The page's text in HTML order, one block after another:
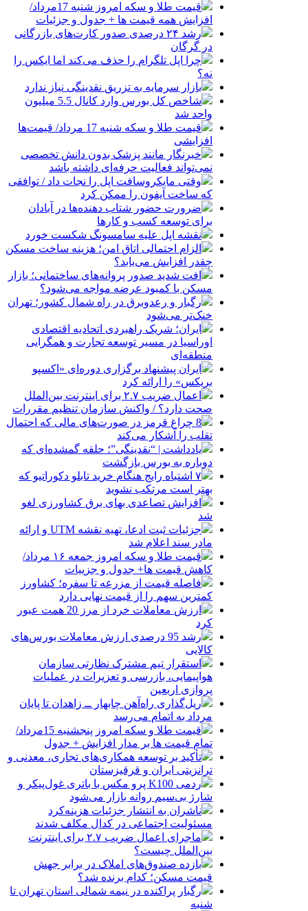
قیمت طلا و سکه امروز شنبه 17مرداد/
افزایش همه قیمت ها + جدول و جزئیات
رشد ۲۴ درصدی صدور کارت‌های بازرگانی
در گرگان
چرا اپل تلگرام را حذف می‌کند اما ایکس را
نه؟
بازار سرمایه به تزریق نقدینگی نیاز ندارد
شاخص کل بورس وارد کانال 5.5 میلیون
واحد شد
قیمت طلا و سکه شنبه 17 مرداد/ قیمت‌ها
افزایشی
خبرنگار مانند پزشک بدون دانش تخصصی
نمی‌تواند فعالیت حرفه‌ای داشته باشد
وقتی مایکروسافت اپل را نجات داد / توافقی
که ساخت آیفون را ممکن کرد
ضرورت حضور شتاب ‌دهنده‌ها در آبادان
برای توسعه کسب‌ و کارها
نقشه اپل علیه سامسونگ شکست خورد
الزام احتمالی اتاق امن؛ هزینه ساخت مسکن
چقدر افزایش می‌یابد؟
افت شدید صدور پروانه‌های ساختمانی؛ بازار
مسکن با کمبود عرضه مواجه می‌شود؟
رگبار و رعدوبرق در راه شمال کشور؛ تهران
خنک‌تر می‌شود
ایران؛ شریک راهبردی اتحادیه اقتصادی
اوراسیا در مسیر توسعه تجارت و همگرایی
منطقه‌ای
ایران پیشنهاد برگزاری دوره‌ای «اکسپو
بریکس» را ارائه کرد
اعمال ضریب ۲.۷ برای اینترنت بین‌الملل
صحت دارد؟ / واکنش سازمان تنظیم مقررات
8 چراغ قرمز در صورت‌های مالی که احتمال
تقلب را آشکار می‌کند
یادداشت | “نقدینگی”؛ حلقه گمشده‌ای که
دوباره به بورس بازگشت
۷ اشتباه رایج هنگام خرید تابلو دکوراتیو که
بهتر است مرتکب نشوید
افزایش تصاعدی بهای برق کشاورزی لغو
شد
جزئیات ثبت ادعا، تهیه نقشه UTM و ارائه
مادر سند اعلام شد
قیمت طلا و سکه امروز جمعه ۱۶ مرداد/
کاهش قیمت ها+ جدول و جزییات
فاصله قیمت از مزرعه تا سفره؛ کشاورز
کمترین سهم را از قیمت نهایی دارد
ارزش معاملات خرد از مرز 20 همت عبور
کرد
رشد 95 درصدی ارزش معاملات بورس‌های
کالایی
استقرار تیم مشترک نظارتی سازمان
هواپیمایی، بازرسی و تعزیرات در عملیات
پروازی اربعین
ریل‌گذاری راه‌آهن چابهار ــ زاهدان تا پایان
مرداد به اتمام می‌رسد
قیمت طلا و سکه امروز پنجشنبه 15مرداد/
تمام قیمت ها بر مدار افزایش + جدول
تأکید بر توسعه همکاری‌های تجاری، معدنی و
ترانزیتی ایران و قرقیزستان
ردمی K100 پرو مکس با باتری غول‌پیکر و
شارژ بی‌سیم روانه بازار می‌شود
ناشران به انتشار جزئیات هزینه‌کرد
مسئولیت اجتماعی در کدال مکلف شدند
ماجرای اعمال ضریب ۲.۷ برای اینترنت
بین‌الملل چیست؟
بازده صندوق‌های املاک در برابر جهش
قیمت مسکن؛ کدام برنده شد؟
رگبار پراکنده در نیمه شمالی استان تهران تا
شنبه